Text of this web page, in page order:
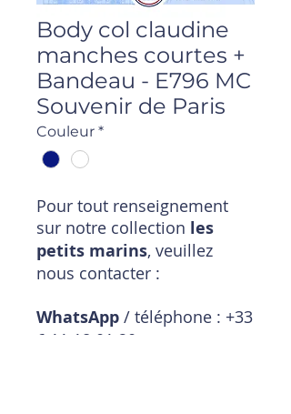
Body col claudine
manches courtes +
Bandeau - E796 MC
Souvenir de Paris
Couleur *
Pour tout renseignement
sur notre collection les
petits marins, veuillez
nous contacter :
WhatsApp / téléphone : +33
6 11 18 01 20